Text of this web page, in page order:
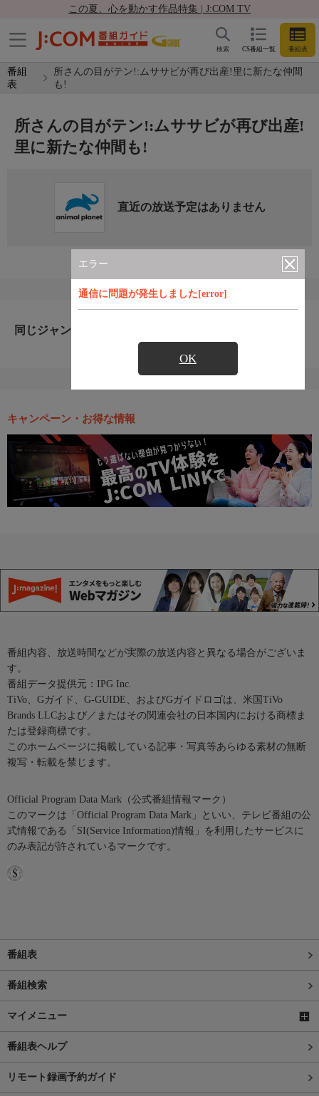
この夏、心を動かす作品特集 | J:COM TV
CS番組一覧 番組表
検索
番組
表
所さんの目がテン!:ムササビが再び出産!里に新たな仲間
も!
エラー
通信に問題が発生しました[error]
OK
所さんの目がテン!:ムササビが再び出産!
里に新たな仲間も!
直近の放送予定はありません
同じジャンルのおすすめ番組
キャンペーン・お得な情報
番組内容、放送時間などが実際の放送内容と異なる場合がございま
す。
番組データ提供元：IPG Inc.
TiVo、Gガイド、G-GUIDE、およびGガイドロゴは、米国TiVo
Brands LLCおよび／またはその関連会社の日本国内における商標ま
たは登録商標です。
このホームページに掲載している記事・写真等あらゆる素材の無断
複写・転載を禁じます。
Official Program Data Mark（公式番組情報マーク）
このマークは「Official Program Data Mark」といい、テレビ番組の公
式情報である「SI(Service Information)情報」を利用したサービスに
のみ表記が許されているマークです。
番組表
番組検索
マイメニュー
番組表ヘルプ
リモート録画予約ガイド